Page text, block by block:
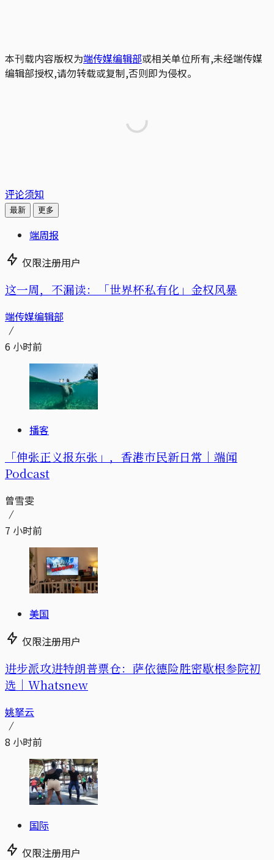
本刊载内容版权为端传媒编辑部或相关单位所有,未经端传媒
编辑部授权,请勿转载或复制,否则即为侵权。
评论须知
最新 更多
端周报
仅限注册用户
这一周，不漏读：「世界杯私有化」金权风暴
端传媒编辑部
6 小时前
播客
「伸张正义报东张」，香港市民新日常｜端闻
Podcast
曾雪雯
7 小时前
美国
仅限注册用户
进步派攻进特朗普票仓：萨依德险胜密歇根参院初
选｜Whatsnew
姚拏云
8 小时前
国际
仅限注册用户